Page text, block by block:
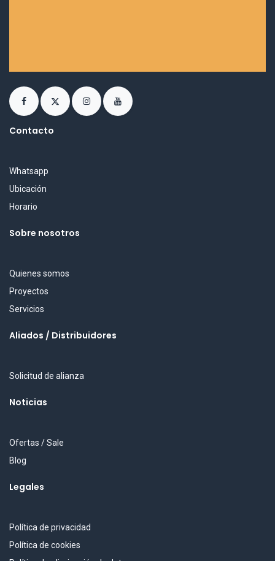
Contacto
Whatsapp
Ubicación
Horario
Sobre nosotros
Quienes somos
Proyectos
Servicios
Aliados / Distribuidores
Solicitud de alianza
Noticias
Ofertas / Sale
Blog
Legales
Política de privacidad
Política de cookies